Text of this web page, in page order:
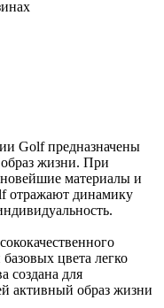
Golf предназначены
жизни. При
новейшие материалы и
отражают динамику
цвета легко
создана для
активный образ жизни